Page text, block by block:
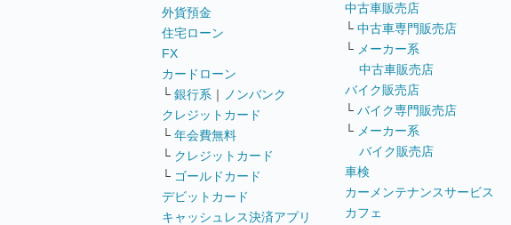
外貨預金
住宅ローン
FX
カードローン
└ 銀行系 ｜
ノンバンク
クレジットカード
└ 年会費無料
└ クレジットカード
└ ゴールドカード
デビットカード
キャッシュレス決済アプリ
中古車販売店
└ 中古車専門販売店
└ メーカー系
中古車販売店
バイク販売店
└ バイク専門販売店
└ メーカー系
バイク販売店
車検
カーメンテナンスサービス
カフェ